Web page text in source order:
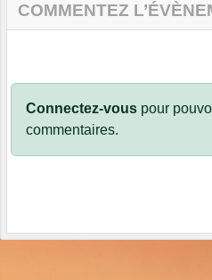
COMMENTEZ
Connectez-vous pour
commentaires.